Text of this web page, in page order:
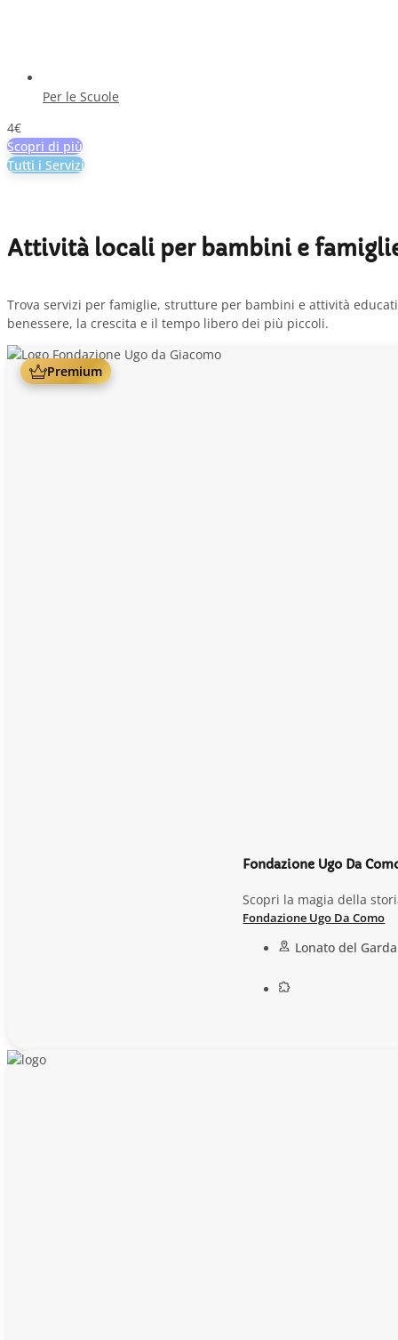
Per le Scuole
4€
Scopri di più
Tutti i Servizi
Attività locali per bambini e
Trova servizi per famiglie, strutture per bambini e attività
benessere, la crescita e il tempo libero dei più piccoli.
Premium
Fondazione Ugo Da
Scopri la magia della
Fondazione Ugo Da Como
Lonato del Garda